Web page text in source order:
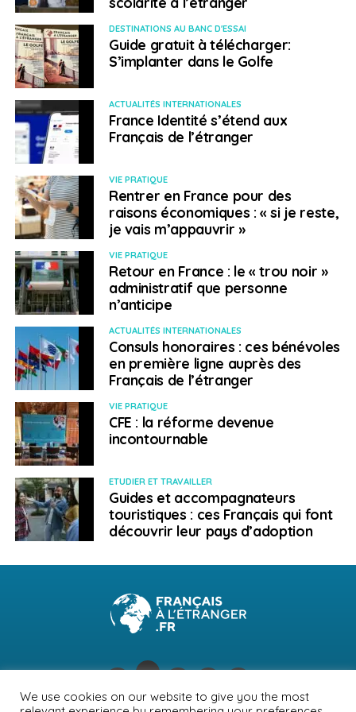
Une autre possibilité pour s’installer en Nouvelle-
Zélande en tant que retraité est celle du « Parent
retirement resident visa ». Vous pouvez bénéficier de
cette voie d’entrée lorsque vous êtes parent d’une
personne possédant la nationalité néo-zélandaise ou
titulaire d’un permis de résidence. Dans ce cas, vous
vous engagez à investir 1 million de dollars néo-
zélandais dans les quatre années suivant votre
installation. Vous devez également posséder au moins
500 000 dollars néo-zélandais et disposer d’un revenu
annuel de 60 000 dollars néo-zélandais au minimum.
SUJETS ASSOCIÉS: NOUVELLE-ZÉLANDE RETRAITE
A SUIVRE
Ma retraite aux Pays-Bas
NE RATEZ PAS
Après le Brexit, l’Irlande sera-t-elle un nouvel El
Dorado ?
Français à l'étranger
DESTINATIONS AU BANC D'ESSAI
Guide gratuit à télécharger:
S’implanter dans le Golfe
ACTUALITÉS INTERNATIONALES
France Identité s’étend aux
Français de l’étranger
VIE PRATIQUE
Rentrer en France pour des
raisons économiques : « si je reste,
je vais m’appauvrir »
VIE PRATIQUE
Retour en France : le « trou noir »
administratif que personne
n’anticipe
ACTUALITÉS INTERNATIONALES
Consuls honoraires : ces bénévoles
en première ligne auprès des
Français de l’étranger
VIE PRATIQUE
CFE : la réforme devenue
incontournable
ETUDIER ET TRAVAILLER
Guides et accompagnateurs
touristiques : ces Français qui font
découvrir leur pays d’adoption
We use cookies on our website to give you the most